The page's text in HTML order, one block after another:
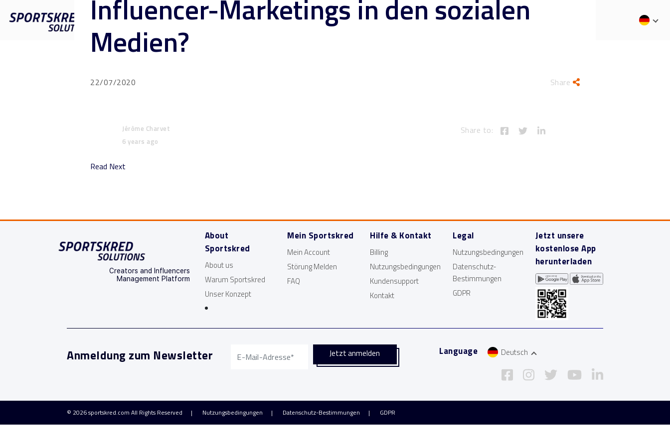
Blog Esports
Influencer-Marketings in den sozialen
Medien?
22/07/2020 Share
Jérôme Charvet
6 years ago
Share to:
Read Next
Creators and Influencers
Management Platform
About
Sportskred
About us
Warum Sportskred
Unser Konzept
Mein Sportskred
Mein Account
Störung Melden
FAQ
Hilfe & Kontakt
Billing
Nutzungsbedingungen
Kundensupport
Kontakt
Legal
Nutzungsbedingungen
Datenschutz-
Bestimmungen
GDPR
Jetzt unsere
kostenlose App
herunterladen
Anmeldung zum Newsletter Language Deutsch
© 2026sportskred.com All Rights Reserved Nutzungsbedingungen Datenschutz-Bestimmungen GDPR